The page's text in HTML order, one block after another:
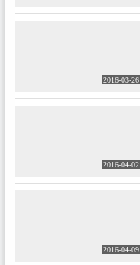
2016-03-26
2016-04-02
2016-04-09